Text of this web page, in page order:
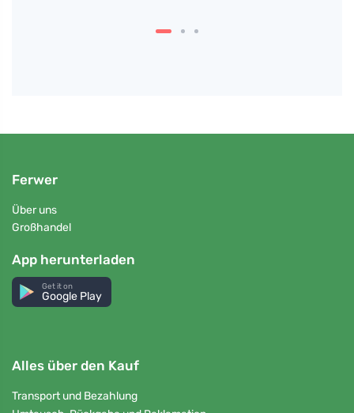
Ferwer
Über uns
Großhandel
App herunterladen
Get it on
Google Play
Alles über den Kauf
Transport und Bezahlung